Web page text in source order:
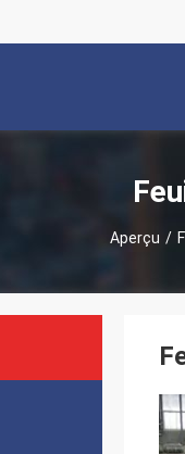
Aperçu /